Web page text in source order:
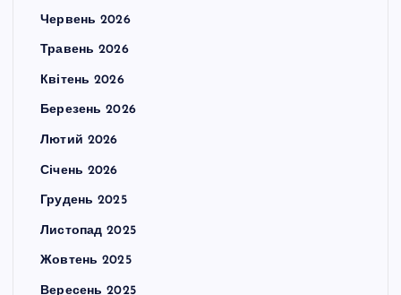
Червень 2026
Травень 2026
Квітень 2026
Березень 2026
Лютий 2026
Січень 2026
Грудень 2025
Листопад 2025
Жовтень 2025
Вересень 2025